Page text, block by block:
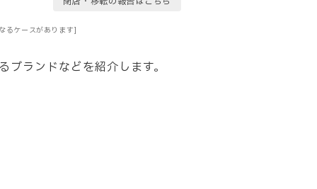
るケースがあります]
ブランドなどを紹介します。